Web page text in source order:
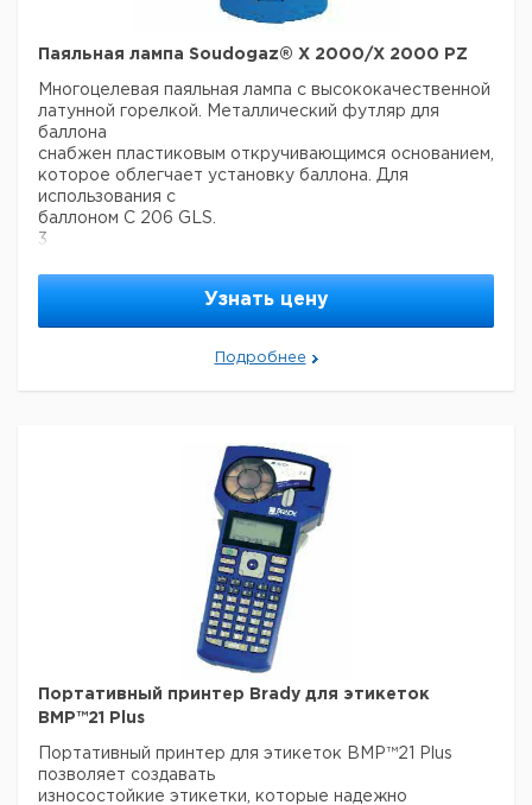
Паяльная лампа Soudogaz® X 2000/X 2000 PZ
Многоцелевая паяльная лампа с высококачественной
латунной горелкой. Металлический футляр для
баллона
снабжен пластиковым откручивающимся основанием,
которое облегчает установку баллона. Для
использования с
баллоном С 206 GLS.
3
Вес: 380 г.
Температура пламени: ок. 1750°C
Узнать цену
Подробнее
Портативный принтер Brady для этикеток
BMP™21 Plus
Портативный принтер для этикеток BMP™21 Plus
позволяет создавать
износостойкие этикетки, которые надежно